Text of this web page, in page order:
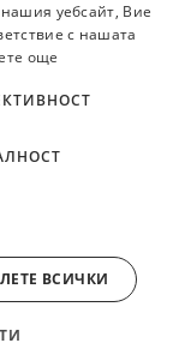
ENGLISH
уебсайт, Вие
с нашата
още
ВСИЧКИ